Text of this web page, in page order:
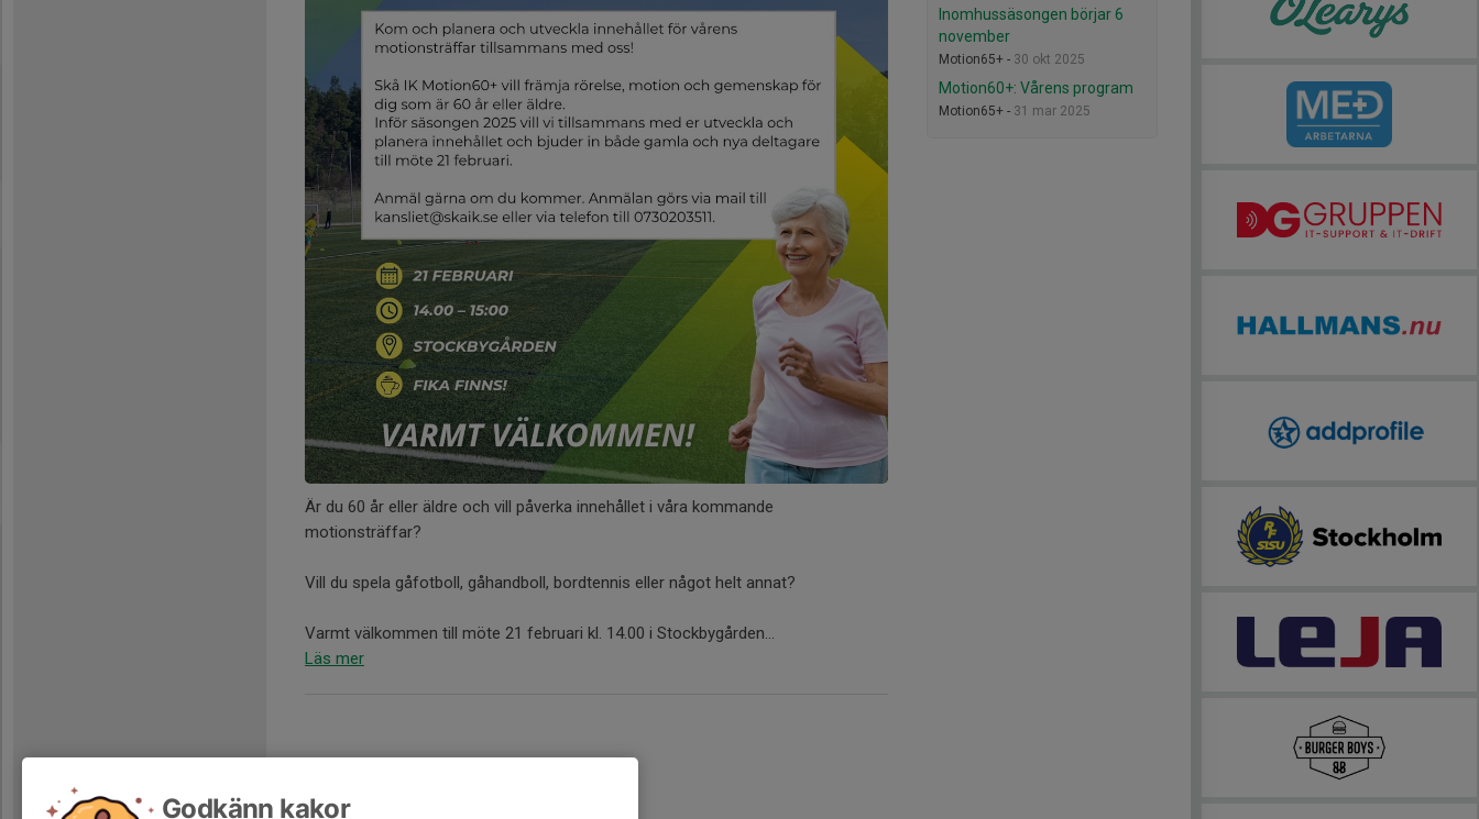
Inomhussäsongen börjar 6
november
Motion65+ - 30 okt 2025
Motion60+: Vårens program
Motion65+ - 31 mar 2025
Är du 60 år eller äldre och vill påverka innehållet i våra kommande
motionsträffar?
Vill du spela gåfotboll, gåhandboll, bordtennis eller något helt annat?
Varmt välkommen till möte 21 februari kl. 14.00 i Stockbygården...
Läs mer
Godkänn kakor